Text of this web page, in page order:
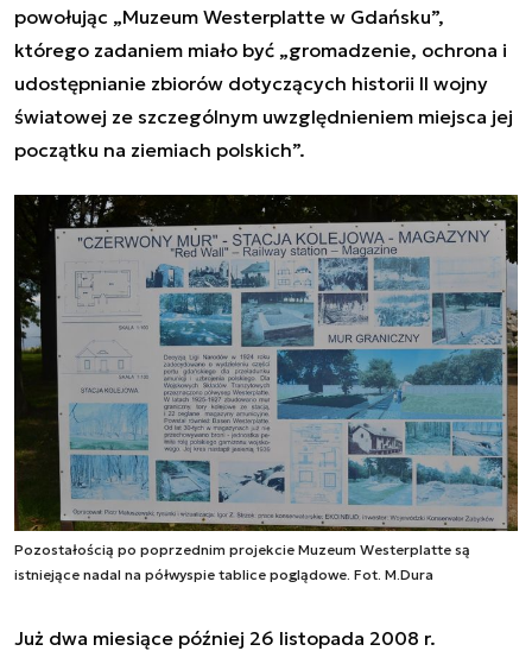
powołując „Muzeum Westerplatte w Gdańsku”,
którego zadaniem miało być „gromadzenie, ochrona i
udostępnianie zbiorów dotyczących historii II wojny
światowej ze szczególnym uwzględnieniem miejsca jej
początku na ziemiach polskich”.
Pozostałością po poprzednim projekcie Muzeum Westerplatte są
istniejące nadal na półwyspie tablice poglądowe. Fot. M.Dura
Już dwa miesiące później 26 listopada 2008 r.